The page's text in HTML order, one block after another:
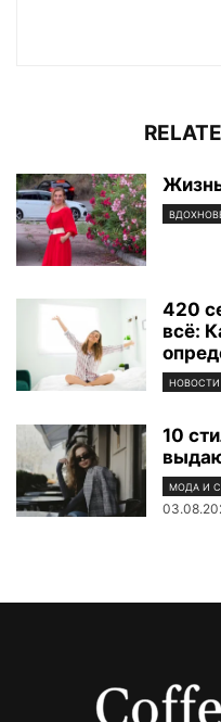
420
всё:
НОВОСТИ
10
МОДА И